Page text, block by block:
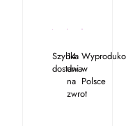
Szybka
dostawa
14
dni
na
zwrot
w
Polsce